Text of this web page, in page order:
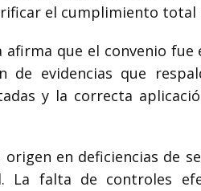
el cumplimiento
que el convenio
de evidencias que
y la correcta
en deficiencias de
La falta de controles